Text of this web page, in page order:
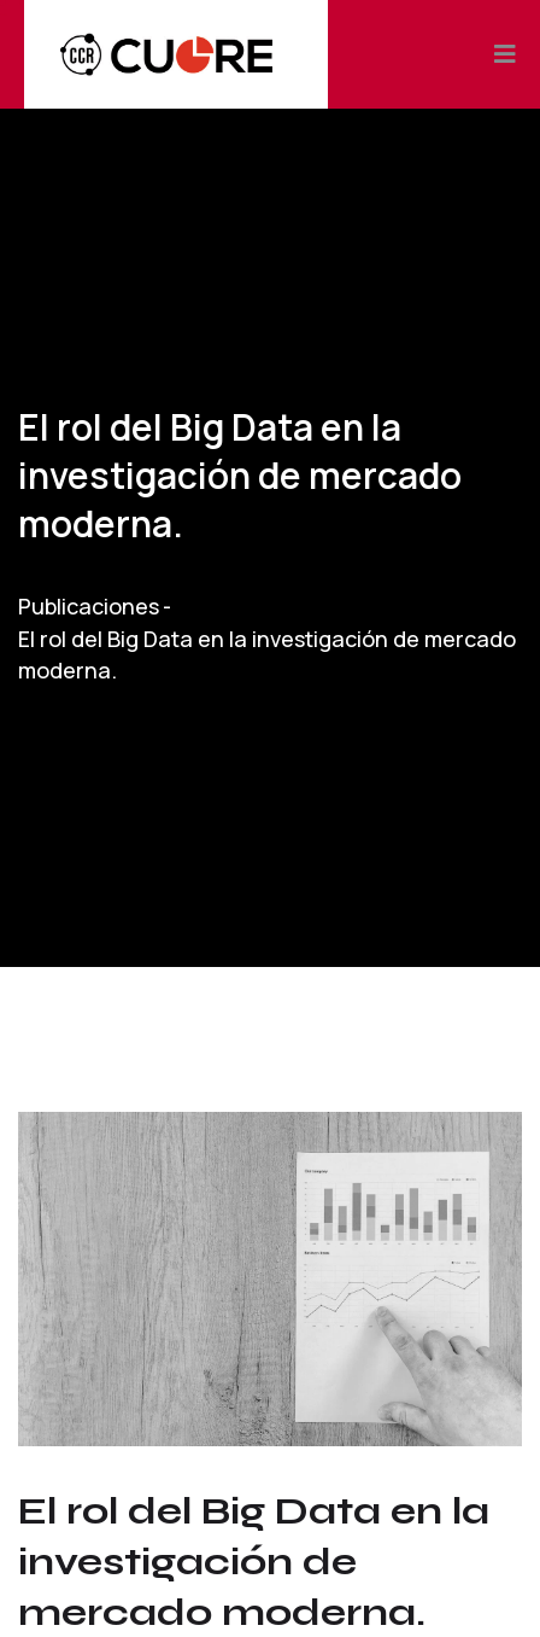
El rol del Big Data en la
investigación de mercado
moderna.
Publicaciones-
El rol del Big Data en la investigación de mercado
moderna.
El rol del Big Data en la
investigación de
mercado moderna.